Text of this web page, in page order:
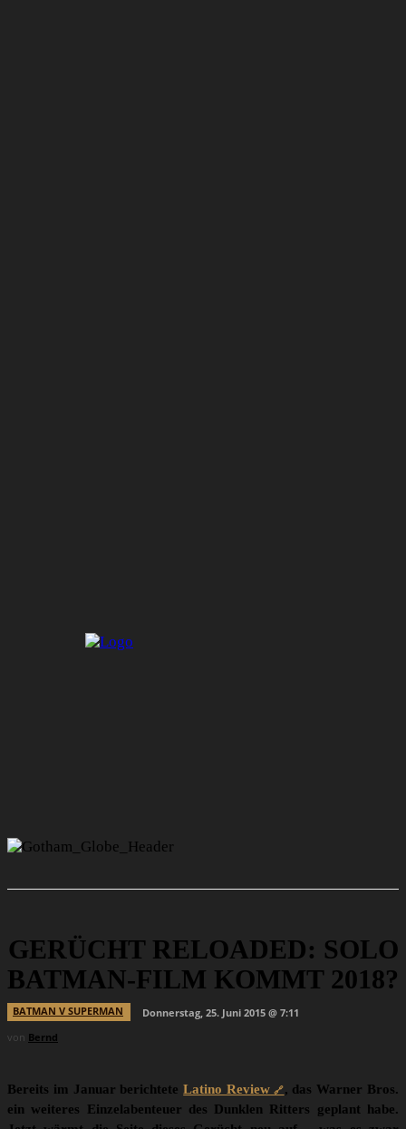
GERÜCHT RELOADED: SOLO
BATMAN-FILM KOMMT 2018?
BATMAN V SUPERMAN
Donnerstag, 25. Juni 2015 @ 7:11
von Bernd
Bereits im Januar berichteteLatino Review
, das Warner Bros.
ein weiteres Einzelabenteuer des Dunklen Ritters geplant habe.